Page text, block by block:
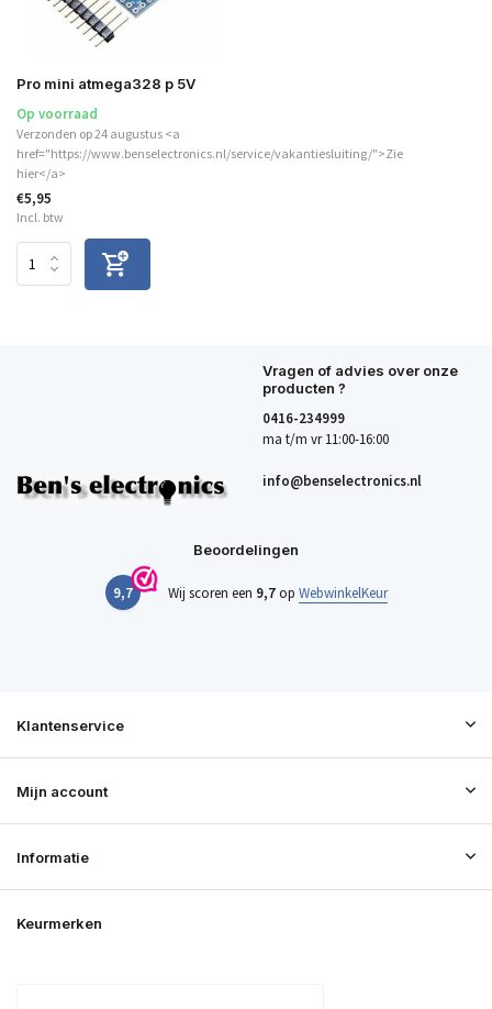
Pro mini atmega328 p 5V
Op voorraad
Verzonden op 24 augustus <a
href="https://www.benselectronics.nl/service/vakantiesluiting/">Zie
hier</a>
€5,95
Incl. btw
Vragen of advies over onze
producten ?
0416-234999
ma t/m vr 11:00-16:00
info@benselectronics.nl
Beoordelingen
9,7 Wij scoren een 9,7op WebwinkelKeur
Klantenservice
Mijn account
Informatie
Keurmerken